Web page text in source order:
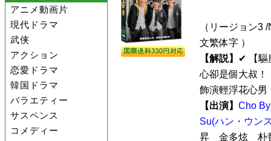
アニメ動画片
現代ドラマ
武侠
アクション
恋愛ドラマ
韓国ドラマ
バラエティー
サスペンス
コメディー
（リージョン3
文繁体字 ）
【解説】
✔︎ 【驅
心卻是個大叔
飾演輕浮花心男
【出演】 Cho
Su(ハン・ウン
昇 金多炫